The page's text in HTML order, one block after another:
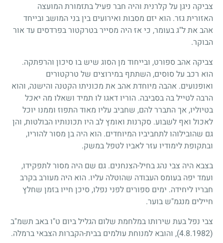
צביקה ניגן על קלרנית והיה חבר פעיל בתזמורת המועצה
האזורית גזר. הוא יזם מסבות ואירועים בין בני המושב ובייחד
אהב את ל"ג בעומר, כי אז היה מסייר בטרקטור בפרדסים עד אור
הבוקר.
צביקה אהב ספורט, ובייחוד מן הסוג שיש בו סיכון והרפתקה.
הוא רכב על סוסים, השתתף במירוצים של טרקטורים
ואופנועים. אהבה מיוחדת אהב את מכוניתו הקטנה והישנה, והוא
הרבה לטייל בה בסביבה. הוריו דאגו לו תמיד ושאלו מה יאכל
בטיוליו, אך התברר להם, שחביב עליו מאוד התפוז וממנו יוכל
לאכול ואף לשבוע. סקרנות ואומץ לב היו תכונותיו הבולטות, והן
גם שהובילוהו לתחביביו המיוחדים. הוא היה בן מסור להוריו,
ובתקופת לימודיו עזר לאביו לטפל במשק.
בצבא היה צבי נהג בחיל-הצנחנים. גם שם היה מסור לתפקידו,
ועמד יפה בעומס העבודה שהוטלה עליו. הוא היה מעורב בקרב
חבריו ליחידה. ימים ספורים לפני נפלו, סיכן חייו בזמן שחלץ
חיילים מנגמ"ש בוער.
צבי נפל בעת שירותו במלחמת שלום הגליל ביום ט"ו באב תשמ"ב
(4.8.1982)
, והובא למנוחת עולמים בבית-הקברות הצבאי ברמלה.